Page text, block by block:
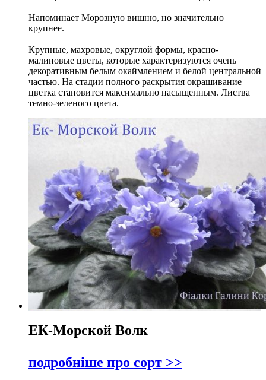
Напоминает Морозную вишню, но значительно
крупнее.
Крупные, махровые, округлой формы, красно-
малиновые цветы, которые характеризуются очень
декоративным белым окаймлением и белой центральной
частью. На стадии полного раскрытия окрашивание
цветка становится максимально насыщенным. Листва
темно-зеленого цвета.
ЕК-Морской Волк
подробніше про сорт >>